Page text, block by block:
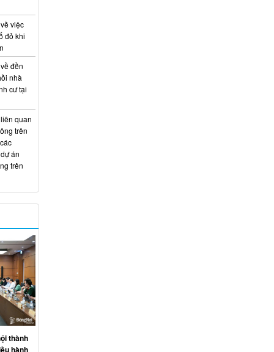
việc
đỏ khi
đền
nhà
cư tại
quan
trên
án
trên
thành
hành